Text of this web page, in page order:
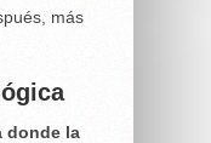
más
donde la